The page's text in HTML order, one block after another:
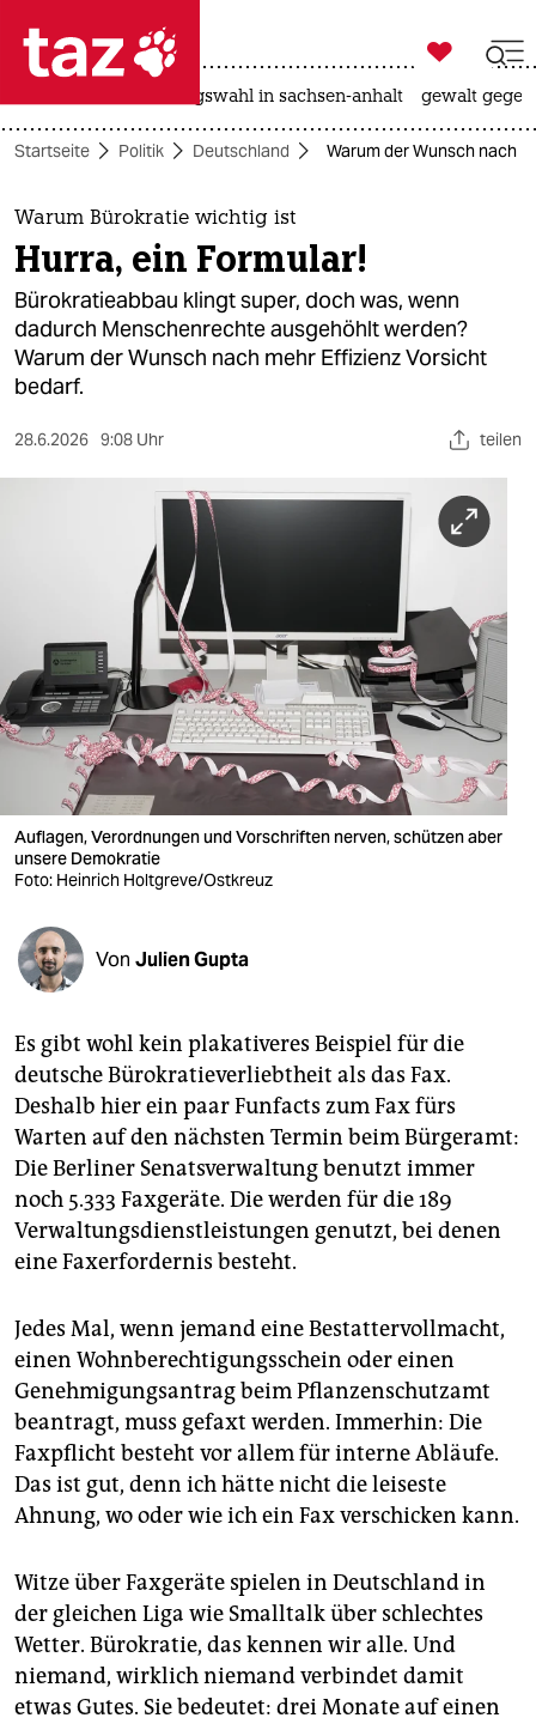
 taz zahl ich
taz zahl ich
themen
politik
öko
gesellschaft
kultur
sport
wahrheit
verlag
verlag
veranstaltungen
shop
fragen & hilfe
unterstützen
abo
genossenschaft
epaper login

taz zahl ich
landtagswahl in sachsen-anhalt gewalt
Startseite Politik Deutschland Warum der Wunsch nach
Warum Bürokratie wichtig ist
Hurra, ein Formular!
Bürokratieabbau klingt super, doch was, wenn
dadurch Menschenrechte ausgehöhlt werden?
Warum der Wunsch nach mehr Effizienz Vorsicht
bedarf.
28.6.2026 9:08 Uhr teilen
Auflagen, Verordnungen und Vorschriften nerven, schützen aber
unsere Demokratie
Foto: Heinrich Holtgreve/Ostkreuz
Von Julien Gupta
Es gibt wohl kein plakativeres Beispiel für die
deutsche Bürokratieverliebtheit als das Fax.
Deshalb hier ein paar Funfacts zum Fax fürs
Warten auf den nächsten Termin beim Bürgeramt:
Die Berliner Senatsverwaltung benutzt immer
noch 5.333 Faxgeräte. Die werden für die 189
Verwaltungsdienstleistungen genutzt, bei denen
eine Faxerfordernis besteht.
Jedes Mal, wenn jemand eine Bestattervollmacht,
einen Wohnberechtigungsschein oder einen
Genehmigungsantrag beim Pflanzenschutzamt
beantragt, muss gefaxt werden. Immerhin: Die
Faxpflicht besteht vor allem für interne Abläufe.
Das ist gut, denn ich hätte nicht die leiseste
Ahnung, wo oder wie ich ein Fax verschicken kann.
Witze über Faxgeräte spielen in Deutschland in
der gleichen Liga wie Smalltalk über schlechtes
Wetter. Bürokratie, das kennen wir alle. Und
niemand, wirklich niemand verbindet damit
etwas Gutes. Sie bedeutet: drei Monate auf einen